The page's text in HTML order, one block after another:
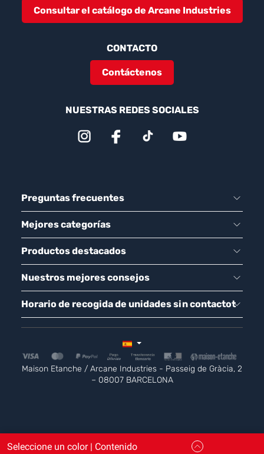
Consultar el catálogo de Arcane Industries
CONTACTO
Contáctenos
NUESTRAS REDES SOCIALES
Preguntas frecuentes
Mejores categorías
Productos destacados
Nuestros mejores consejos
Horario de recogida de unidades sin contactot
Maison Etanche / Arcane Industries - Passeig de Gràcia, 2
– 08007 BARCELONA
Seleccione un color | Contenido